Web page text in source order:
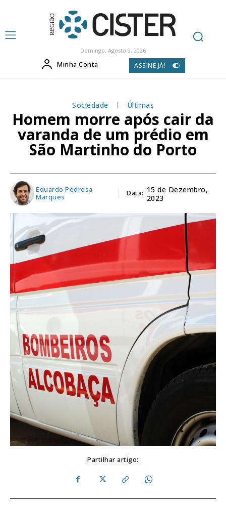
Domingo, Agosto 9, 2026
Minha Conta ASSINE JÁ!
Sociedade Últimas
Homem morre após cair da
varanda de um prédio em
São Martinho do Porto
Eduardo Pedrosa
Marques
Data: 15 de Dezembro,
2023
Partilhar artigo: